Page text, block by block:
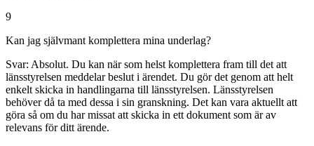
9
Kan jag självmant komplettera mina underlag?
Svar: Absolut. Du kan när som helst komplettera fram till det att
länsstyrelsen meddelar beslut i ärendet. Du gör det genom att helt
enkelt skicka in handlingarna till länsstyrelsen. Länsstyrelsen
behöver då ta med dessa i sin granskning. Det kan vara aktuellt att
göra så om du har missat att skicka in ett dokument som är av
relevans för ditt ärende.